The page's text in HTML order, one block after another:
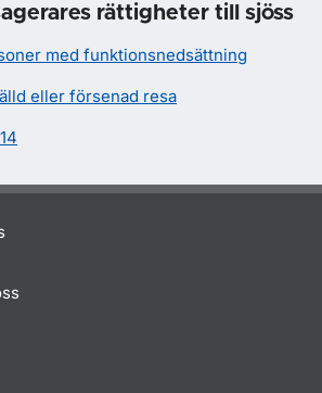
rättigheter till sjöss
med funktionsnedsättning
eller försenad resa